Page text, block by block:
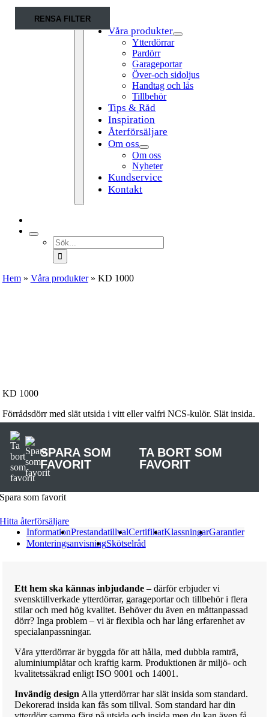
Fortsätt
innehållet
Navigation
Våra produkter
Ytterdörrar
Pardörr
Garageportar
Över-och sidoljus
Handtag och lås
Tillbehör
Tips & Råd
Inspiration
Återförsäljare
Om oss
Om oss
Nyheter
Kundservice
Kontakt
Sök
efter:
Hem» Våra produkter» KD 1000
KD 1000
Förrådsdörr med slät utsida i vitt eller valfri NCS-kulör. Slät insida.
SPARA SOM
FAVORIT
TA BORT SOM
FAVORIT
Spara som favorit
Hitta återförsäljare
InformationPrestandatillvalCertifikatKlassningarGarantier
MonteringsanvisningSkötselråd
Ett hem ska kännas inbjudande– därför erbjuder vi
svensktillverkade ytterdörrar, garageportar och tillbehör i flera
stilar och med hög kvalitet. Behöver du även en måttanpassad
dörr? Inga problem – vi är flexibla och har lång erfarenhet av
specialanpassningar.
Våra ytterdörrar är byggda för att hålla, med dubbla ramträ,
aluminiumplåtar och kraftig karm. Produktionen är miljö- och
kvalitetssäkrad enligt ISO 9001 och 14001.
Invändig design Alla ytterdörrar har slät insida som standard.
Dekorerad insida kan fås som tillval. Som standard har din
RENSA FILTER